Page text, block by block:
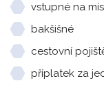
vstupné na
bakšišné
cestovní
příplatek za